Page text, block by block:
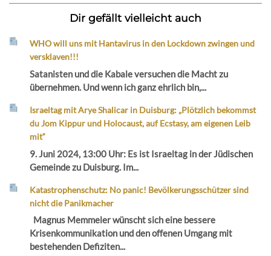
Dir gefällt vielleicht auch
WHO will uns mit Hantavirus in den Lockdown zwingen und
versklaven!!!
Satanisten und die Kabale versuchen die Macht zu
übernehmen. Und wenn ich ganz ehrlich bin,...
Israeltag mit Arye Shalicar in Duisburg: „Plötzlich bekommst
du Jom Kippur und Holocaust, auf Ecstasy, am eigenen Leib
mit“
9. Juni 2024, 13:00 Uhr: Es ist Israeltag in der Jüdischen
Gemeinde zu Duisburg. Im...
Katastrophenschutz: No panic! Bevölkerungsschützer sind
nicht die Panikmacher
Magnus Memmeler wünscht sich eine bessere
Krisenkommunikation und den offenen Umgang mit
bestehenden Defiziten...